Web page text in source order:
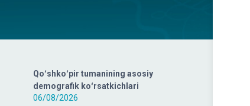
Qoʻshkoʻpir tumanining asosiy
demografik koʻrsatkichlari
06/08/2026